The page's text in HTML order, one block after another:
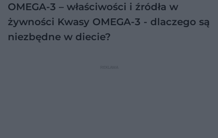
OMEGA-3 – właściwości i źródła w
żywności Kwasy OMEGA-3 - dlaczego są
niezbędne w diecie?